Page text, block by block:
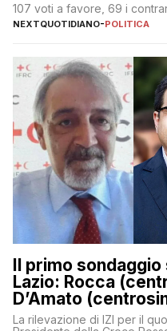
107 voti a favore, 69 i
NEXTQUOTIDIANO-POLITICA
Il primo sondaggio
Lazio: Rocca
D’Amato
La rilevazione di IZI per il